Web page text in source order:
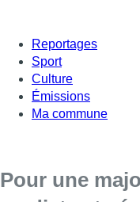
Reportages
Sport
Culture
Émissions
Ma commune
Pour une